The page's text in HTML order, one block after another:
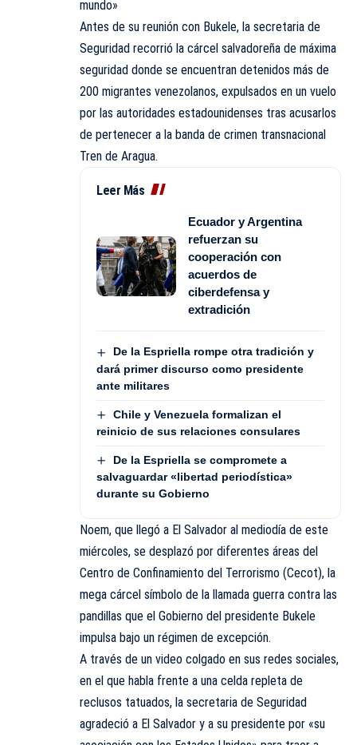
mundo»
Antes de su reunión con Bukele, la secretaria de
Seguridad recorrió la cárcel salvadoreña de máxima
seguridad donde se encuentran detenidos más de
200 migrantes venezolanos, expulsados en un vuelo
por las autoridades estadounidenses tras acusarlos
de pertenecer a la banda de crimen transnacional
Tren de Aragua.
Leer Más
Ecuador y Argentina
refuerzan su
cooperación con
acuerdos de
ciberdefensa y
extradición
De la Espriella rompe otra tradición y
dará primer discurso como presidente
ante militares
Chile y Venezuela formalizan el
reinicio de sus relaciones consulares
De la Espriella se compromete a
salvaguardar «libertad periodística»
durante su Gobierno
Noem, que llegó a El Salvador al mediodía de este
miércoles, se desplazó por diferentes áreas del
Centro de Confinamiento del Terrorismo (Cecot), la
mega cárcel símbolo de la llamada guerra contra las
pandillas que el Gobierno del presidente Bukele
impulsa bajo un régimen de excepción.
A través de un video colgado en sus redes sociales,
en el que habla frente a una celda repleta de
reclusos tatuados, la secretaria de Seguridad
agradeció a El Salvador y a su presidente por «su